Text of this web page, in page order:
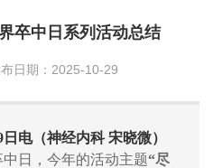
卒中日系列活动总结
日期：2025-10-29
日电（神经内科 宋晓微）
中日，今年的活动主题“尽